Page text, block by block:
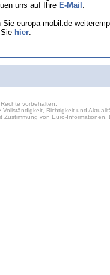
uns auf Ihre E-Mail
Sie europa-mobil.de
hier
vorbehalten.
Richtigkeit und
Zustimmung von Euro-Informationen,